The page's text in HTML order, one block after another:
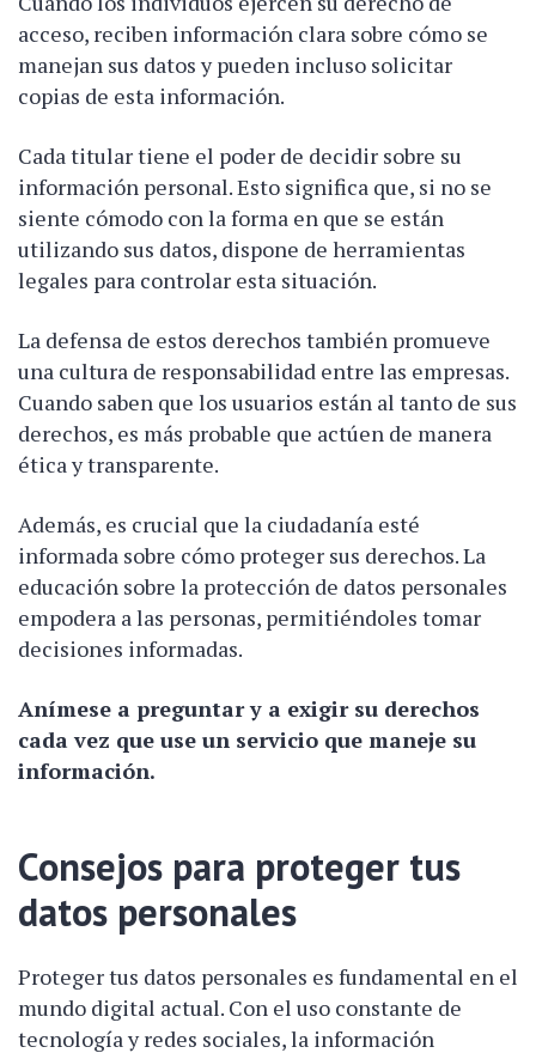
acceso, reciben información clara sobre cómo se
manejan sus datos y pueden incluso solicitar
copias de esta información.
Cada titular tiene el poder de decidir sobre su
información personal. Esto significa que, si no se
siente cómodo con la forma en que se están
utilizando sus datos, dispone de herramientas
legales para controlar esta situación.
La defensa de estos derechos también promueve
una cultura de responsabilidad entre las empresas.
Cuando saben que los usuarios están al tanto de sus
derechos, es más probable que actúen de manera
ética y transparente.
Además, es crucial que la ciudadanía esté
informada sobre cómo proteger sus derechos. La
educación sobre la protección de datos personales
empodera a las personas, permitiéndoles tomar
decisiones informadas.
Anímese a preguntar y a exigir su derechos
cada vez que use un servicio que maneje su
información.
Consejos para proteger tus
datos personales
Proteger tus datos personales es fundamental en el
mundo digital actual. Con el uso constante de
tecnología y redes sociales, la información